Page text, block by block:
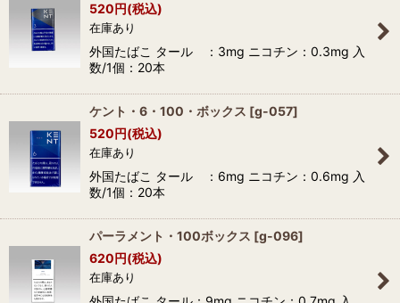
520円(税込)
在庫あり
外国たばこ タール ：3mg ニコチン：0.3mg 入
数/1個：20本
ケント・6・100・ボックス [g-057]
520円(税込)
在庫あり
外国たばこ タール ：6mg ニコチン：0.6mg 入
数/1個：20本
パーラメント・100ボックス [g-096]
620円(税込)
在庫あり